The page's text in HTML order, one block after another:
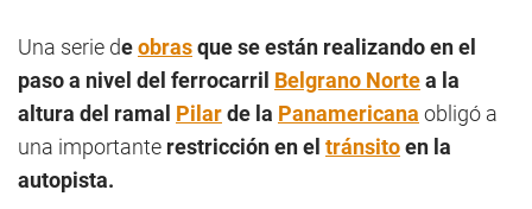
Una serie deobrasque se están realizando en el
paso a nivel del ferrocarril Belgrano Nortea la
altura del ramal Pilarde la Panamericana obligó a
una importante restricción en el tránsitoen la
autopista.